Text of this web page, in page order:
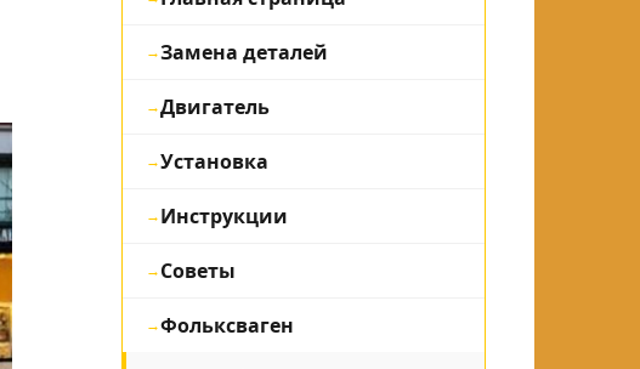
Замена деталей
Двигатель
Установка
Инструкции
Советы
Фольксваген